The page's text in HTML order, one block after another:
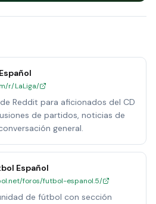
r/LaLiga/
Reddit para aficionados del CD
de partidos, noticias de
general.
Español
foros/futbol-espanol.5/
de fútbol con sección